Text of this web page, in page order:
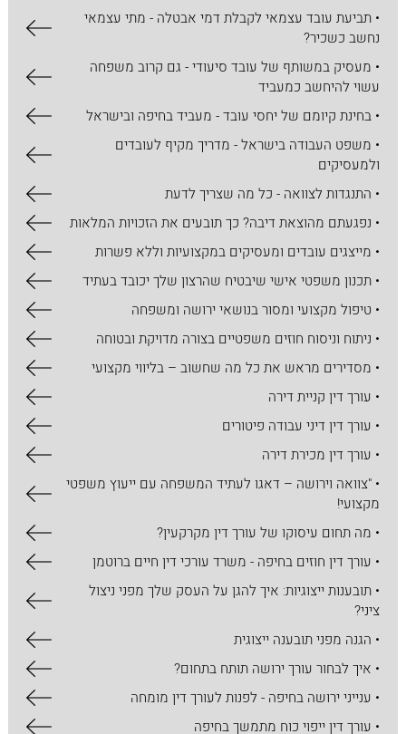
• תביעת עובד עצמאי לקבלת דמי אבטלה - מתי עצמאי
נחשב כשכיר?
• מעסיק במשותף של עובד סיעודי - גם קרוב משפחה
עשוי להיחשב כמעביד
• בחינת קיומם של יחסי עובד - מעביד בחיפה ובישראל
• משפט העבודה בישראל - מדריך מקיף לעובדים
ולמעסיקים
• התנגדות לצוואה - כל מה שצריך לדעת
• נפגעתם מהוצאת דיבה? כך תובעים את הזכויות המלאות
• מייצגים עובדים ומעסיקים במקצועיות וללא פשרות
• תכנון משפטי אישי שיבטיח שהרצון שלך יכובד בעתיד
• טיפול מקצועי ומסור בנושאי ירושה ומשפחה
• ניתוח וניסוח חוזים משפטיים בצורה מדויקת ובטוחה
• מסדירים מראש את כל מה שחשוב – בליווי מקצועי
• עורך דין קניית דירה
• עורך דין דיני עבודה פיטורים
• עורך דין מכירת דירה
• "צוואה וירושה – דאגו לעתיד המשפחה עם ייעוץ משפטי
מקצועי!
• מה תחום עיסוקו של עורך דין מקרקעין?
• עורך דין חוזים בחיפה - משרד עורכי דין חיים ברוטמן
• תובענות ייצוגיות: איך להגן על העסק שלך מפני ניצול
ציני?
• הגנה מפני תובענה ייצוגית
• איך לבחור עורך ירושה תותח בתחום?
• ענייני ירושה בחיפה - לפנות לעורך דין מומחה
• עורך דין ייפוי כוח מתמשך בחיפה